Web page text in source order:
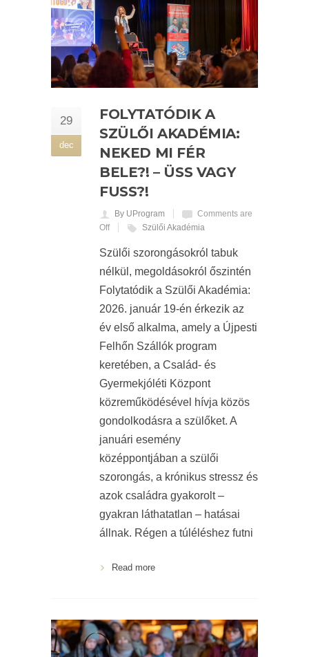
29
dec
FOLYTATÓDIK A
SZÜLŐI AKADÉMIA:
NEKED MI FÉR
BELE?! – ÜSS VAGY
FUSS?!
By UProgram
Comments are
Off
Szülői Akadémia
Szülői szorongásokról tabuk
nélkül, megoldásokról őszintén
Folytatódik a Szülői Akadémia:
2026. január 19-én érkezik az
év első alkalma, amely a Újpesti
Felhőn Szállók program
keretében, a Család- és
Gyermekjóléti Központ
közreműködésével hívja közös
gondolkodásra a szülőket. A
januári esemény
középpontjában a szülői
szorongás, a krónikus stressz és
azok családra gyakorolt –
gyakran láthatatlan – hatásai
állnak. Régen a túléléshez futni
Read more